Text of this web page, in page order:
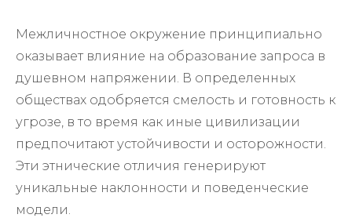
Межличностное окружение принципиально
оказывает влияние на образование запроса в
душевном напряжении. В определенных
обществах одобряется смелость и готовность к
угрозе, в то время как иные цивилизации
предпочитают устойчивости и осторожности.
Эти этнические отличия генерируют
уникальные наклонности и поведенческие
модели.